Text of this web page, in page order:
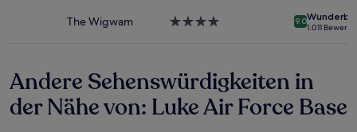
The Wigwam
4.0-
9.0
1.011
Andere Sehenswürdigkeiten in
der Nähe von: Luke Air Force Base